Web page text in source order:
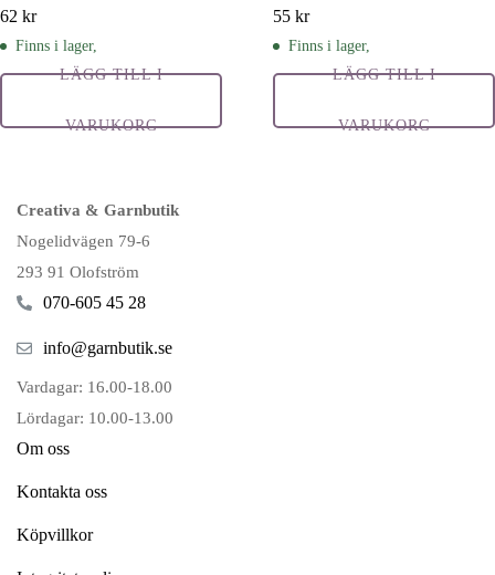
62 kr
Finns i lager,
LÄGG TILL I
VARUKORG
55 kr
Finns i lager,
LÄGG TILL I
VARUKORG
Creativa & Garnbutik
Nogelidvägen 79-6
293 91 Olofström
070-605 45 28
info@garnbutik.se
Vardagar: 16.00-18.00
Lördagar: 10.00-13.00
Om oss
Kontakta oss
Köpvillkor